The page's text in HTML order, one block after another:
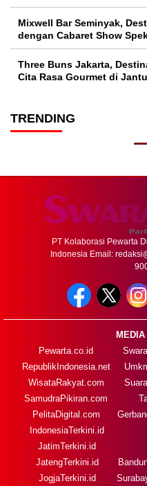
Mixwell Bar Seminyak,
dengan Cabaret Show
Three Buns Jakarta,
Cita Rasa Gourmet di
TRENDING
PT Kolaborasi Pewarta
Indonesia Email:
MEDIA
Pewarta.co.id
RepublikIndonesia.net
WisataRakyat.com
SamudraPikiran.com
PelitaDigital.com
IndonesiaTerkini.id
JatimTerkini.id
JatengTerkini.id
JogjaTerkini.id